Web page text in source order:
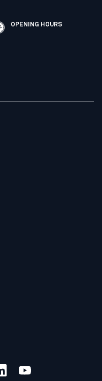
OPENING HOURS